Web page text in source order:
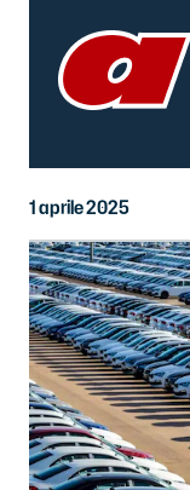
1 aprile 2025